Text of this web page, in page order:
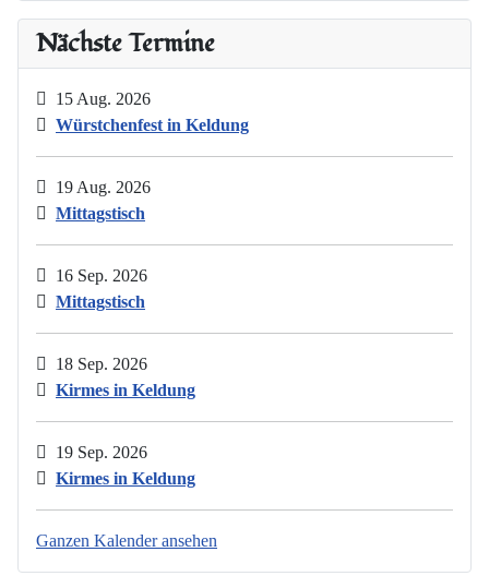
Nächste Termine
15 Aug. 2026
Würstchenfest in Keldung
19 Aug. 2026
Mittagstisch
16 Sep. 2026
Mittagstisch
18 Sep. 2026
Kirmes in Keldung
19 Sep. 2026
Kirmes in Keldung
Ganzen Kalender ansehen